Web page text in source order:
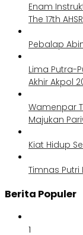
Enam
The 17th
Pebalap
Lima Putra-
Akhir Akpol
Wamenpar
Majukan
Kiat Hidup
Timnas Putri
Berita Populer
1